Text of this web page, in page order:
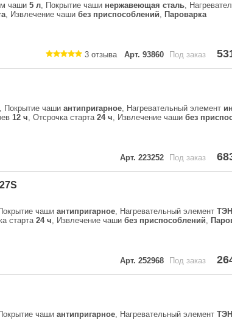
чаши 5 л, Покрытие чаши нержавеющая сталь,
, Извлечение чаши без приспособлений, Пароварка
3 отзыва Арт. 93860 Под заказ
, Покрытие чаши антипригарное, Нагревательный элемент
12 ч, Отсрочка старта 24 ч, Извлечение чаши без
Арт. 223252 Под заказ
чаши антипригарное, Нагревательный элемент ТЭН
старта 24 ч, Извлечение чаши без приспособлений,
Арт. 252968 Под заказ
чаши антипригарное, Нагревательный элемент ТЭН